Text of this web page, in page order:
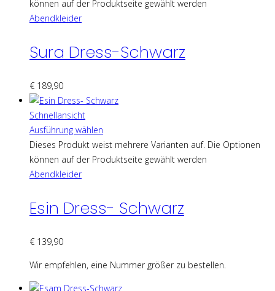
können auf der Produktseite gewählt werden
Abendkleider
Sura Dress-Schwarz
€ 189,90
Schnellansicht
Ausführung wählen
Dieses Produkt weist mehrere Varianten auf. Die Optionen
können auf der Produktseite gewählt werden
Abendkleider
Esin Dress- Schwarz
€ 139,90
Wir empfehlen, eine Nummer größer zu bestellen.